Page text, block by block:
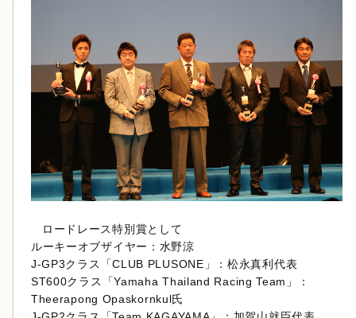
ロードレース特別賞として
ルーキーオブザイヤー：水野涼
J-GP3クラス「CLUB PLUSONE」：松永真利代表
ST600クラス「Yamaha Thailand Racing Team」：
Theerapong Opaskornkul氏